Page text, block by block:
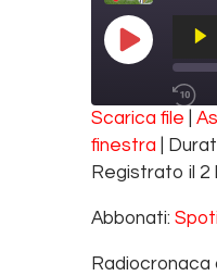
PLAY
Spotify
RSS FEED
SHARE
Scarica file
finestra
Registrato il 2
Abbonati: